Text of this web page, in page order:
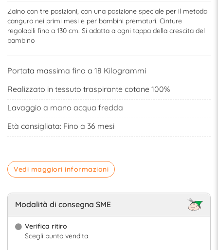
Zaino con tre posizioni, con una posizione speciale per il metodo
canguro nei primi mesi e per bambini prematuri. Cinture
regolabili fino a 130 cm. Si adatta a ogni tappa della crescita del
bambino
Portata massima fino a 18 Kilogrammi
Realizzato in tessuto traspirante cotone 100%
Lavaggio a mano acqua fredda
Età consigliata: Fino a 36 mesi
Vedi maggiori informazioni
Modalità di consegna SME
Verifica ritiro
Scegli punto vendita